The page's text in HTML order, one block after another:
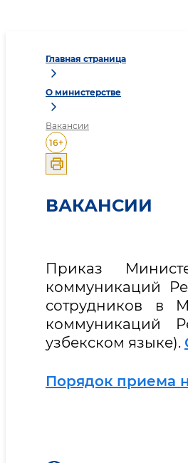
Главная страница
О министерстве
Вакансии
16+
ВАКАНСИИ
Приказ
коммуникаций
сотрудников в
коммуникаций
узбекском языке).
Порядок приема